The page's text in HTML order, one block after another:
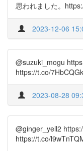
思われました。
2023-12-06
@suzuki_mogu
https://t.co/
2023-08-28
@ginger_yell2
https://t.co/